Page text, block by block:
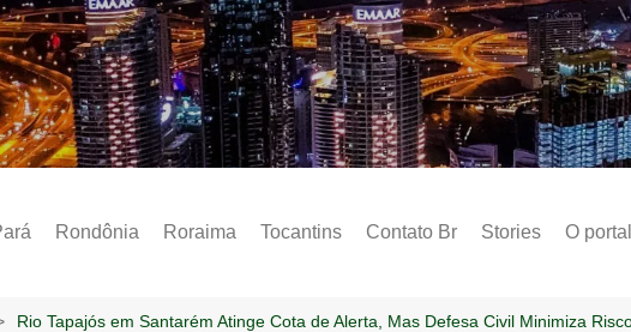
Notícias –
Rondônia Roraima Tocantins Contato Br Stories O portal
Sobre
Rio Tapajós em Santarém Atinge Cota de Alerta, Mas Defesa Civil Minimiza